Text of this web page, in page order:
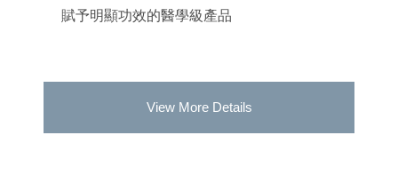
賦予明顯功效的醫學級產品
View More Details